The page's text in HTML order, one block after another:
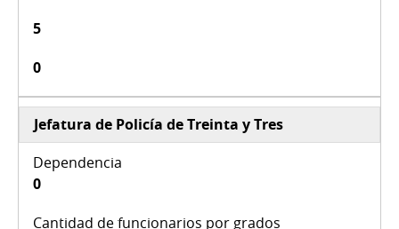
5
0
Jefatura de Policía de Treinta y Tres
0